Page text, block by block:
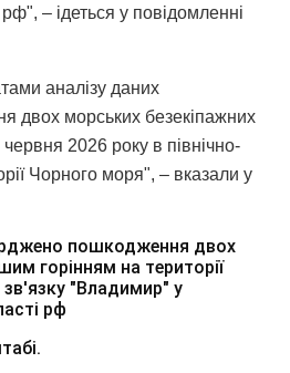
– ідеться у повідомленні
аналізу даних
двох морських безекіпажних
2026 року в північно-
Чорного моря", – вказали у
пошкодження двох
горінням на території
зв'язку "Владимир" у
рф